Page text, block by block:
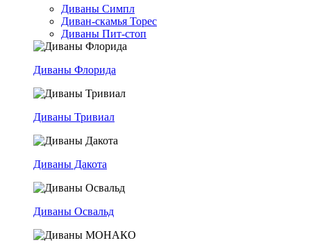
Диваны Симпл
Диван-скамья Торес
Диваны Пит-стоп
Диваны Флорида
Диваны Тривиал
Диваны Дакота
Диваны Освальд